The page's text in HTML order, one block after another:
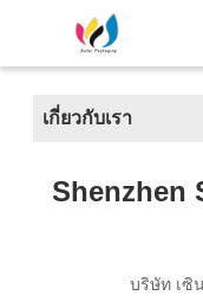
เกี่ยวกับเรา
Shenzhen
บริษัท เซิ